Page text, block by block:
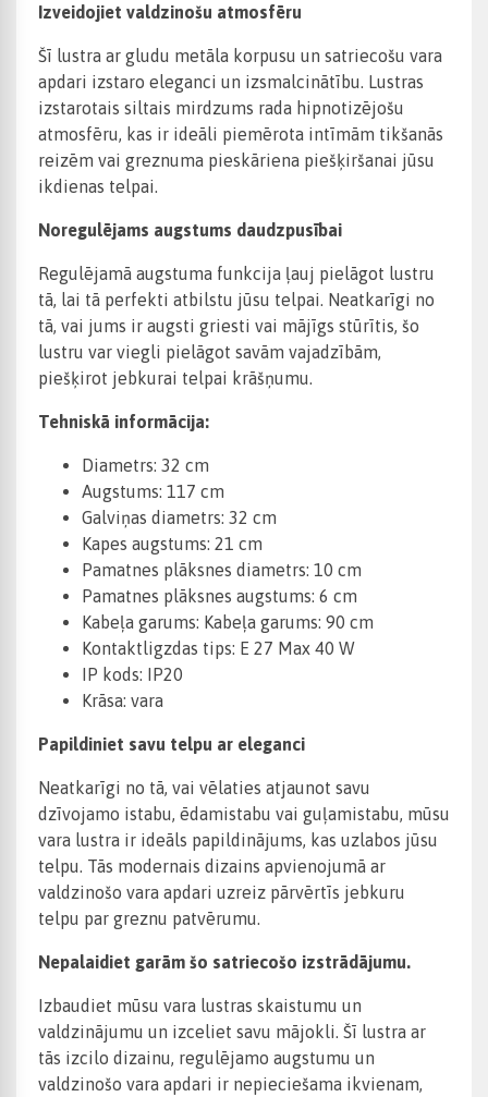
Izveidojiet valdzinošu atmosfēru
Šī lustra ar gludu metāla korpusu un satriecošu vara
apdari izstaro eleganci un izsmalcinātību. Lustras
izstarotais siltais mirdzums rada hipnotizējošu
atmosfēru, kas ir ideāli piemērota intīmām tikšanās
reizēm vai greznuma pieskāriena piešķiršanai jūsu
ikdienas telpai.
Noregulējams augstums daudzpusībai
Regulējamā augstuma funkcija ļauj pielāgot lustru
tā, lai tā perfekti atbilstu jūsu telpai. Neatkarīgi no
tā, vai jums ir augsti griesti vai mājīgs stūrītis, šo
lustru var viegli pielāgot savām vajadzībām,
piešķirot jebkurai telpai krāšņumu.
Tehniskā informācija:
Diametrs: 32 cm
Augstums: 117 cm
Galviņas diametrs: 32 cm
Kapes augstums: 21 cm
Pamatnes plāksnes diametrs: 10 cm
Pamatnes plāksnes augstums: 6 cm
Kabeļa garums: Kabeļa garums: 90 cm
Kontaktligzdas tips: E 27 Max 40 W
IP kods: IP20
Krāsa: vara
Papildiniet savu telpu ar eleganci
Neatkarīgi no tā, vai vēlaties atjaunot savu
dzīvojamo istabu, ēdamistabu vai guļamistabu, mūsu
vara lustra ir ideāls papildinājums, kas uzlabos jūsu
telpu. Tās modernais dizains apvienojumā ar
valdzinošo vara apdari uzreiz pārvērtīs jebkuru
telpu par greznu patvērumu.
Nepalaidiet garām šo satriecošo izstrādājumu.
Izbaudiet mūsu vara lustras skaistumu un
valdzinājumu un izceliet savu mājokli. Šī lustra ar
tās izcilo dizainu, regulējamo augstumu un
valdzinošo vara apdari ir nepieciešama ikvienam,